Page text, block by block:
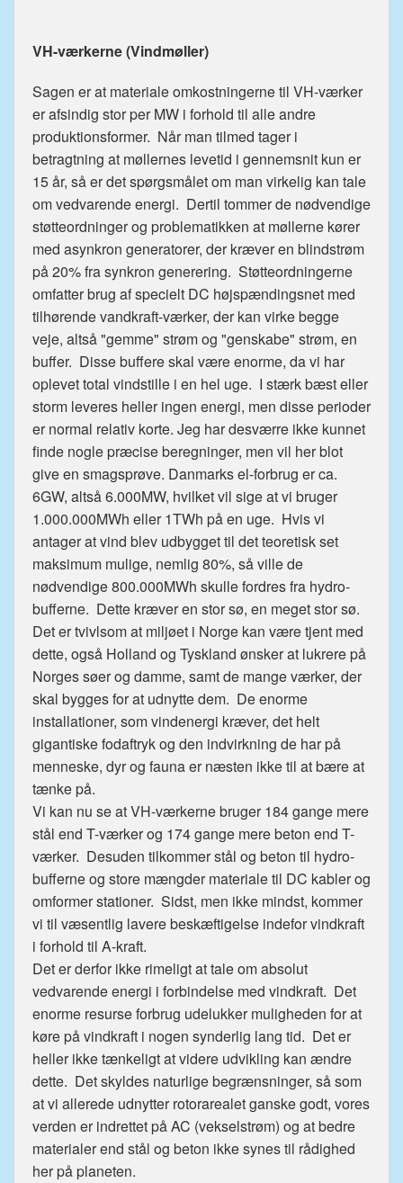
VH-værkerne (Vindmøller)
Sagen er at materiale omkostningerne til VH-værker
er afsindig stor per MW i forhold til alle andre
produktionsformer. Når man tilmed tager i
betragtning at møllernes levetid i gennemsnit kun er
15 år, så er det spørgsmålet om man virkelig kan tale
om vedvarende energi. Dertil tommer de nødvendige
støtteordninger og problematikken at møllerne kører
med asynkron generatorer, der kræver en blindstrøm
på 20% fra synkron generering. Støtteordningerne
omfatter brug af specielt DC højspændingsnet med
tilhørende vandkraft-værker, der kan virke begge
veje, altså "gemme" strøm og "genskabe" strøm, en
buffer. Disse buffere skal være enorme, da vi har
oplevet total vindstille i en hel uge. I stærk bæst eller
storm leveres heller ingen energi, men disse perioder
er normal relativ korte. Jeg har desværre ikke kunnet
finde nogle præcise beregninger, men vil her blot
give en smagsprøve. Danmarks el-forbrug er ca.
6GW, altså 6.000MW, hvilket vil sige at vi bruger
1.000.000MWh eller 1TWh på en uge. Hvis vi
antager at vind blev udbygget til det teoretisk set
maksimum mulige, nemlig 80%, så ville de
nødvendige 800.000MWh skulle fordres fra hydro-
bufferne. Dette kræver en stor sø, en meget stor sø.
Det er tvivlsom at miljøet i Norge kan være tjent med
dette, også Holland og Tyskland ønsker at lukrere på
Norges søer og damme, samt de mange værker, der
skal bygges for at udnytte dem. De enorme
installationer, som vindenergi kræver, det helt
gigantiske fodaftryk og den indvirkning de har på
menneske, dyr og fauna er næsten ikke til at bære at
tænke på.
Vi kan nu se at VH-værkerne bruger 184 gange mere
stål end T-værker og 174 gange mere beton end T-
værker. Desuden tilkommer stål og beton til hydro-
bufferne og store mængder materiale til DC kabler og
omformer stationer. Sidst, men ikke mindst, kommer
vi til væsentlig lavere beskæftigelse indefor vindkraft
i forhold til A-kraft.
Det er derfor ikke rimeligt at tale om absolut
vedvarende energi i forbindelse med vindkraft. Det
enorme resurse forbrug udelukker muligheden for at
køre på vindkraft i nogen synderlig lang tid. Det er
heller ikke tænkeligt at videre udvikling kan ændre
dette. Det skyldes naturlige begrænsninger, så som
at vi allerede udnytter rotorarealet ganske godt, vores
verden er indrettet på AC (vekselstrøm) og at bedre
materialer end stål og beton ikke synes til rådighed
her på planeten.